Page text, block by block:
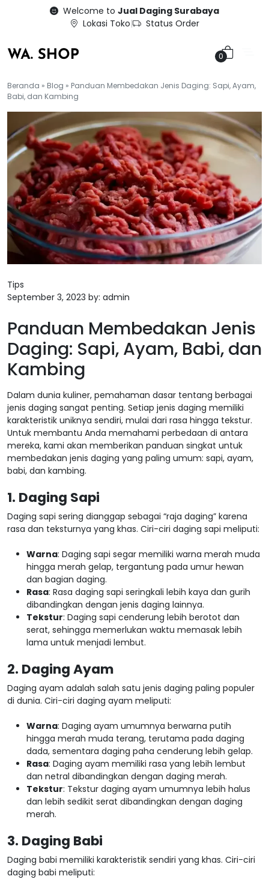
Welcome to Jual Daging Surabaya
Lokasi Toko| Status Order
0
Beranda » Blog » Panduan Membedakan Jenis Daging: Sapi, Ayam,
Babi, dan Kambing
Tips
September 3, 2023 by: admin
Panduan Membedakan Jenis
Daging: Sapi, Ayam, Babi, dan
Kambing
Dalam dunia kuliner, pemahaman dasar tentang berbagai
jenis daging sangat penting. Setiap jenis daging memiliki
karakteristik uniknya sendiri, mulai dari rasa hingga tekstur.
Untuk membantu Anda memahami perbedaan di antara
mereka, kami akan memberikan panduan singkat untuk
membedakan jenis daging yang paling umum: sapi, ayam,
babi, dan kambing.
1. Daging Sapi
Daging sapi sering dianggap sebagai “raja daging” karena
rasa dan teksturnya yang khas. Ciri-ciri daging sapi meliputi:
Warna: Daging sapi segar memiliki warna merah muda
hingga merah gelap, tergantung pada umur hewan
dan bagian daging.
Rasa: Rasa daging sapi seringkali lebih kaya dan gurih
dibandingkan dengan jenis daging lainnya.
Tekstur: Daging sapi cenderung lebih berotot dan
serat, sehingga memerlukan waktu memasak lebih
lama untuk menjadi lembut.
2. Daging Ayam
Daging ayam adalah salah satu jenis daging paling populer
di dunia. Ciri-ciri daging ayam meliputi:
Warna: Daging ayam umumnya berwarna putih
hingga merah muda terang, terutama pada daging
dada, sementara daging paha cenderung lebih gelap.
Rasa: Daging ayam memiliki rasa yang lebih lembut
dan netral dibandingkan dengan daging merah.
Tekstur: Tekstur daging ayam umumnya lebih halus
dan lebih sedikit serat dibandingkan dengan daging
merah.
3. Daging Babi
Daging babi memiliki karakteristik sendiri yang khas. Ciri-ciri
daging babi meliputi: